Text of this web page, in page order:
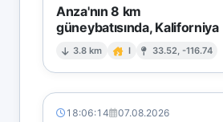
Anza'nın 8 km
güneybatısında, Kaliforniya
3.8 km I 33.52, -116.74
18:06:14 07.08.2026